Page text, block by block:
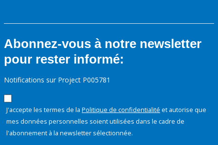
Abonnez-vous à notre newsletter
pour rester informé:
Notifications sur Project P005781
J'accepte les termes de la Politique de confidentialité et autorise que
mes données personnelles soient utilisées dans le cadre de
l'abonnement à la newsletter sélectionnée.